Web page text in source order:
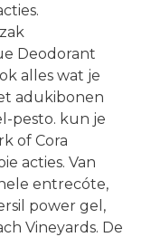
Deodorant
alles wat je
adukibonen
pesto. kun je
of Cora
acties. Van
entrecóte,
power gel,
Vineyards. De